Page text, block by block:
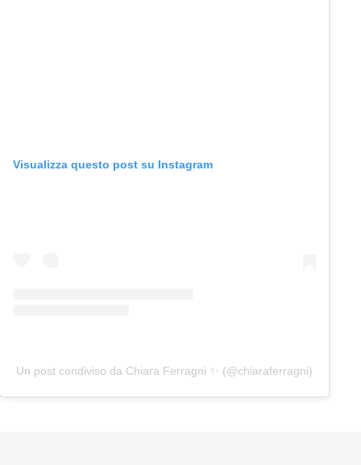
Visualizza questo post su Instagram
Un post condiviso da Chiara Ferragni ✨ (@chiaraferragni)